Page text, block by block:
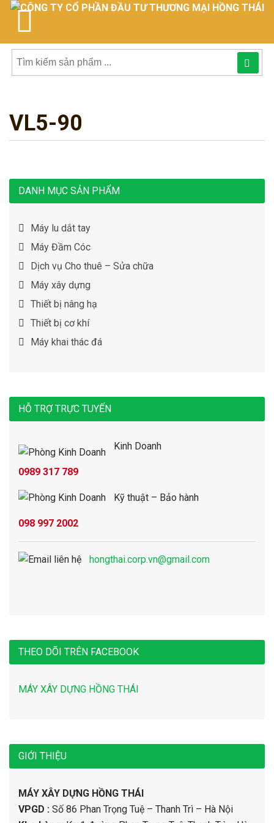
Tìm
sản
VL5-90
DANH MỤC SẢN PHẨM
Máy lu dắt tay
Máy Đầm Cóc
Dịch vụ Cho thuê – Sửa chữa
Máy xây dựng
Thiết bị nâng hạ
Thiết bị cơ khí
Máy khai thác đá
HỖ TRỢ TRỰC TUYẾN
Kinh Doanh
0989 317 789
Kỹ thuật – Bảo hành
098 997 2002
hongthai.corp.vn@gmail.com
THEO DÕI TRÊN FACEBOOK
MÁY XÂY DỰNG HỒNG THÁI
GIỚI THIỆU
MÁY XÂY DỰNG HỒNG THÁI
VPGD : Số 86 Phan Trọng Tuệ – Thanh Trì – Hà Nội